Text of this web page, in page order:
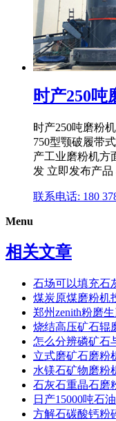
时产250吨
时产250吨磨粉
750型颚破履带
产工业磨粉机方
发 立即发布产品
联系电话: 180
Menu
相关文章
石场可以填充石
煤炭原煤磨粉机
郑州zenith粉磨
烧结高压矿石辊
怎么分辨磷矿石
立式磨矿石磨粉
水镁石矿物磨粉
石灰石重晶石磨
日产15000吨石
方解石碳酸钙粉